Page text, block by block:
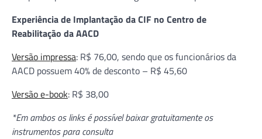
Experiência de Implantação da CIF no Centro de
Reabilitação da AACD
Versão impressa: R$ 76,00, sendo que os funcionários da
AACD possuem 40% de desconto – R$ 45,60
Versão e-book: R$ 38,00
*Em ambos os links é possível baixar gratuitamente os
instrumentos para consulta